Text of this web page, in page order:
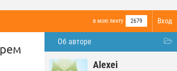
Вход
в мою ленту 2679
Об авторе
Alexei